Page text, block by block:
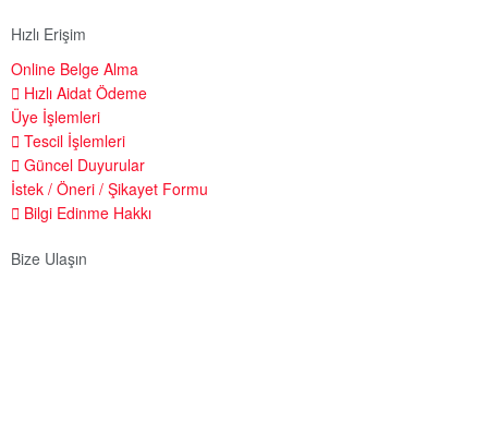
Hızlı Erişim
Online Belge Alma
Hızlı Aidat Ödeme
Üye İşlemleri
Tescil İşlemleri
Güncel Duyurular
İstek / Öneri / Şikayet Formu
Bilgi Edinme Hakkı
Bize Ulaşın